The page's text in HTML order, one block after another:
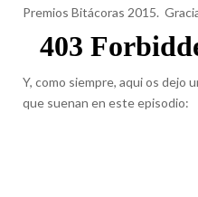
Premios Bitácoras 2015.
Y, como siempre, aqui os dejo
que suenan en este episodio: